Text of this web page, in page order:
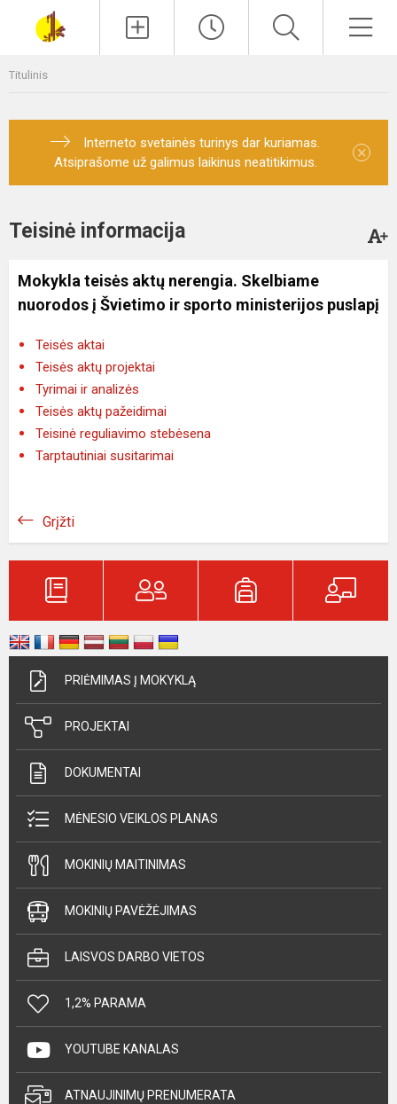
Titulinis
Interneto svetainės turinys dar kuriamas.
Atsiprašome už galimus laikinus neatitikimus.
×
Teisinė informacija
Mokykla teisės aktų nerengia. Skelbiame
nuorodos į Švietimo ir sporto ministerijos puslapį
Teisės aktai
Teisės aktų projektai
Tyrimai ir analizės
Teisės aktų pažeidimai
Teisinė reguliavimo stebėsena
Tarptautiniai susitarimai
Grįžti
PRIĖMIMAS Į MOKYKLĄ
PROJEKTAI
DOKUMENTAI
MĖNESIO VEIKLOS PLANAS
MOKINIŲ MAITINIMAS
MOKINIŲ PAVĖŽĖJIMAS
LAISVOS DARBO VIETOS
1,2% PARAMA
YOUTUBE KANALAS
ATNAUJINIMŲ PRENUMERATA